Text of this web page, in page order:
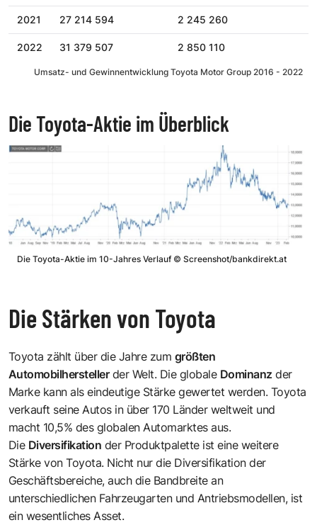
2021 27 214 594 2 245 260
2022 31 379 507 2 850 110
Umsatz- und Gewinnentwicklung Toyota Motor Group 2016 - 2022
Die Toyota-Aktie im Überblick
Die Toyota-Aktie im 10-Jahres Verlauf© Screenshot/bankdirekt.at
Die Stärken von Toyota
Toyota zählt über die Jahre zum größten
Automobilherstellerder Welt. Die globale Dominanz der
Marke kann als eindeutige Stärke gewertet werden. Toyota
verkauft seine Autos in über 170 Länder weltweit und
macht 10,5% des globalen Automarktes aus.
Die Diversifikation der Produktpalette ist eine weitere
Stärke von Toyota. Nicht nur die Diversifikation der
Geschäftsbereiche, auch die Bandbreite an
unterschiedlichen Fahrzeugarten und Antriebsmodellen, ist
ein wesentliches Asset.